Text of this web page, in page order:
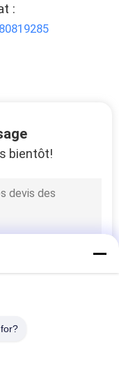
:
bientôt!